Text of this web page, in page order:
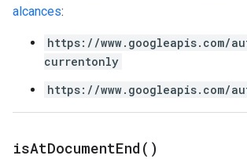
alcances:
https://www.googleapis.com/
currentonly
https://www.googleapis.com/
isAtDocumentEnd( )